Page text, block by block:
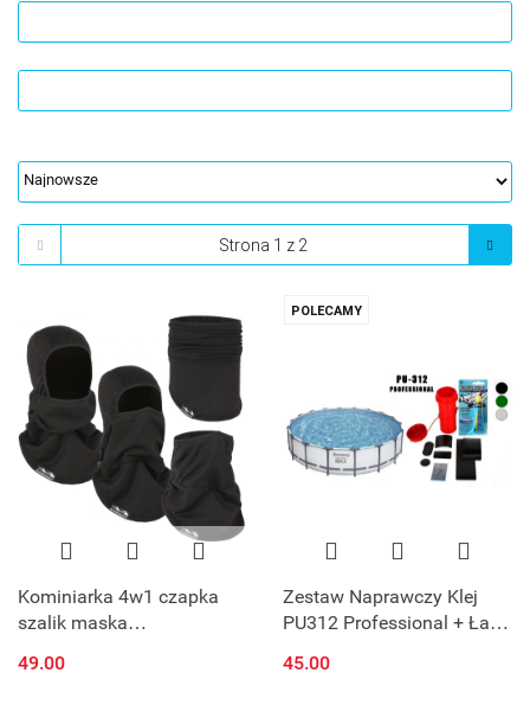
Kominiarka 4w1 czapka
szalik maska
49.00
POLECAMY
Zestaw Naprawczy Klej
PU312 Professional + Łatki
klej do Basenu
45.00